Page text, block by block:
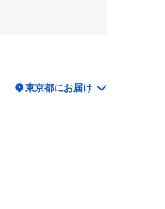
location_on東京都にお届け